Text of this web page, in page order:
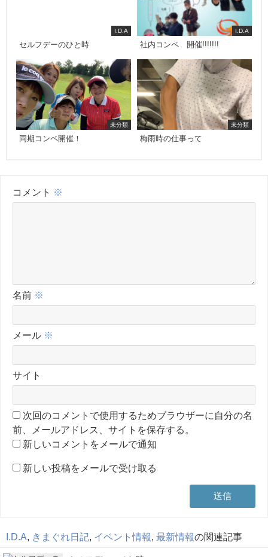
I.D.A
セルフデーのひと時
I.D.A
社内コンペ 開催!!!!!!!
未分類
同期コンペ開催！
未分類
梅雨時の仕事って
コメント ※
名前 ※
メール ※
サイト
次回のコメントで使用するためブラウザーに自分の名
前、メールアドレス、サイトを保存する。
新しいコメントをメールで通知
新しい投稿をメールで受け取る
I.D.A, きまぐれ日記, イベント情報, 最新情報の関連記事